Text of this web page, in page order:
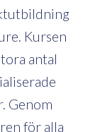
Kursen
antal
Genom
för alla